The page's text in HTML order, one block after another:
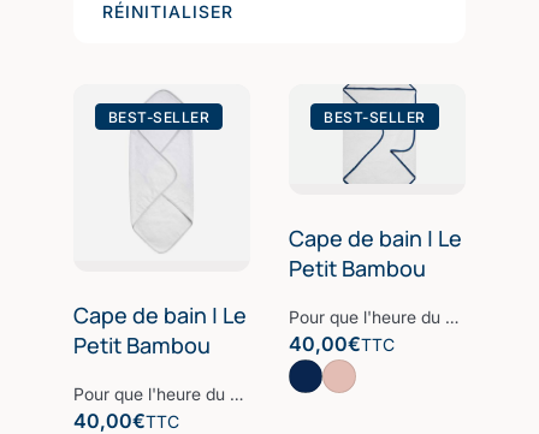
RÉINITIALISER
BEST-SELLER
Cape de bain | Le
Petit Bambou
Pour que l'heure du bain soit un moment rempli de douceur, notre cape de bain en fibre de bambou dorlote votre bébé. Nos éponges confectionnées à partir d’une des fibres les plus nobles, la Fibre B., sont ultra-douces, absorbantes et sèchent rapidement. Comme tous nos produits, notre cape de bain est certifiée Oeko-Tex qui assure l'absence de produits chimiques nocifs. Notre linge de bain participe avec style à votre bien-être et à la protection de la planète. Nos Collections de linge de bain sont fabriquées dans les meilleurs ateliers d’Europe.
40,00€TTC
BEST-SELLER
Cape de bain | Le
Petit Bambou
Pour que l'heure du bain soit un moment rempli de douceur, notre cape de bain en fibre de bambou dorlote votre bébé. Nos éponges confectionnées à partir d’une des fibres les plus nobles, la Fibre B., sont ultra-douces, absorbantes et sèchent rapidement. Comme tous nos produits, notre cape de bain est certifiée Oeko-Tex qui assure l'absence de produits chimiques nocifs. Notre linge de bain participe avec style à votre bien-être et à la protection de la planète. Nos Collections de linge de bain sont fabriquées dans les meilleurs ateliers d’Europe.
40,00€TTC